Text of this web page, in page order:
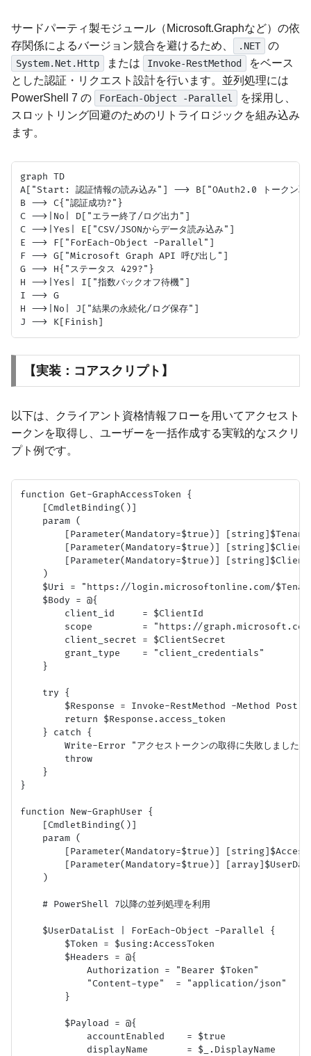
サードパーティ製モジュール（Microsoft.Graphなど）の依
存関係によるバージョン競合を避けるため、
.NET の
System.Net.Http または Invoke-RestMethod
をベース
とした認証・リクエスト設計を行います。並列処理には
PowerShell 7 の
ForEach-Object -Parallel
を採用し、
スロットリング回避のためのリトライロジックを組み込み
ます。
graph TD
A["Start: 認証情報の読み込み"] --> B["OAuth2.0 トークン
B --> C{"認証成功?"}
C -->|No| D["エラー終了/ログ出力"]
C -->|Yes| E["CSV/JSONからデータ読み込み"]
E --> F["ForEach-Object -Parallel"]
F --> G["Microsoft Graph API 呼び出し"]
G --> H{"ステータス 429?"}
H -->|Yes| I["指数バックオフ待機"]
I --> G
H -->|No| J["結果の永続化/ログ保存"]
【実装：コアスクリプト】
以下は、クライアント資格情報フローを用いてアクセスト
ークンを取得し、ユーザーを一括作成する実戦的なスクリ
プト例です。
function Get-GraphAccessToken {
    [CmdletBinding()]
    param (
[Parameter(Mandatory=$true)]
[Parameter(Mandatory=$true)]
[Parameter(Mandatory=$true)]
    )
$Uri = "https://login.microsoftonline.com/
    $Body = @{
        client_id     = $ClientId
scope         = "https://
        client_secret = $ClientSecret
        grant_type    = "client_credentials"
    }
    try {
$Response = Invoke-RestMethod -Method Post
        return $Response.access_token
    } catch {
Write-Error "アクセストークンの取得に失敗しまし
        throw
    }
}
function New-GraphUser {
    [CmdletBinding()]
    param (
[Parameter(Mandatory=$true)]
[Parameter(Mandatory=$true)]
    )
    # PowerShell 7以降の並列処理を利用
    $UserDataList | ForEach-Object -Parallel {
        $Token = $using:AccessToken
        $Headers = @{
            Authorization = "Bearer $Token"
            "Content-type"  = "application/json"
        }
        $Payload = @{
            accountEnabled    = $true
            displayName       = $_.DisplayName